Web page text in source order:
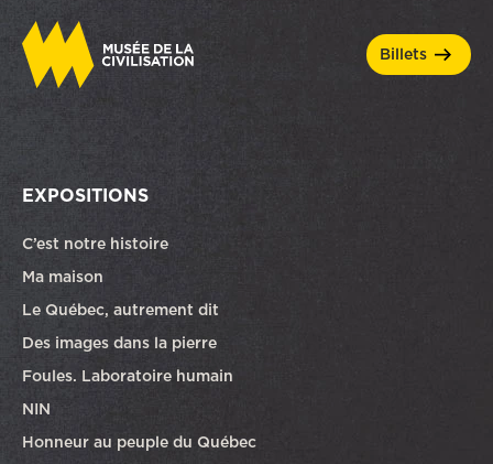
billets
EXPOSITIONS
C’est notre histoire
Ma maison
Le Québec, autrement dit
Des images dans la pierre
Foules. Laboratoire humain
NIN
Honneur au peuple du Québec